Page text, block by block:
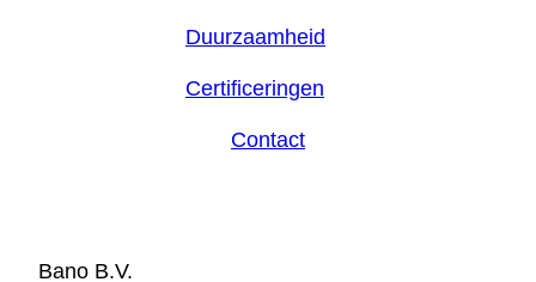
Duurzaamheid
Certificeringen
Contact
Bano B.V.